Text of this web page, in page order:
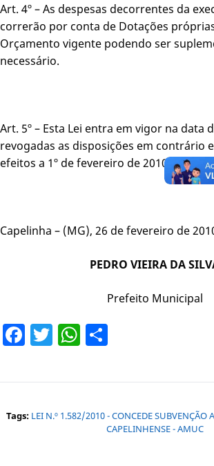
Art. 4º – As despesas decorrentes da
correrão por conta de Dotações
Orçamento vigente podendo ser
necessário.
Art. 5º – Esta Lei entra em vigor na data
revogadas as disposições em contrário
efeitos a 1º de fevereiro de 2010.
Capelinha – (MG), 26 de fevereiro de
PEDRO VIEIRA DA
Prefeito Municipal
Facebook
TwitterWhatsApp
Tags: LEI N.º 1.582/2010 - CONCEDE SUBVENÇÃO
CAPELINHENSE - AMUC